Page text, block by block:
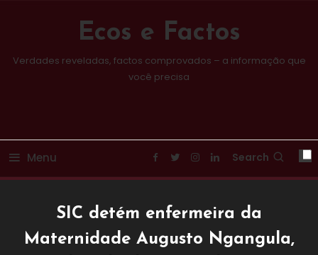
Ecos e Factos
Verdades reveladas, factos comprovados – a informação que
você precisa
Menu Search
SIC detém enfermeira da
Maternidade Augusto Ngangula,